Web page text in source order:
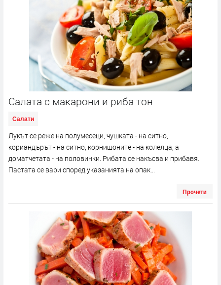
Салата с макарони и риба тон
Салати
Лукът се реже на полумесеци, чушката - на ситно,
кориандърът - на ситно, корнишоните - на колелца, а
доматчетата - на половинки. Рибата се накъсва и прибавя.
Пастата се вари според указанията на опак...
Прочети